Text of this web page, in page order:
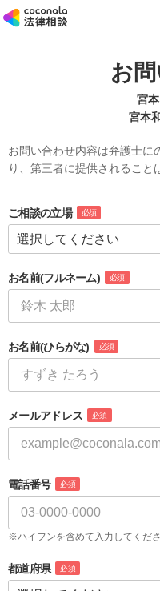
お
宮
宮本
お問い合わせ内容は弁護士に
り、第三者に提供されること
ご相談の立場 必須
お名前(フルネーム) 必須
お名前(ひらがな) 必須
メールアドレス 必須
電話番号 必須
※ハイフンを含めて入力してくだ
都道府県 必須